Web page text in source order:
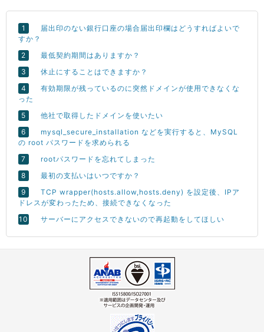
届出印のない銀行口座の場合届出印欄はどうすればよいで
すか？
最低契約期間はありますか？
休止にすることはできますか？
有効期限が残っているのに突然ドメインが使用できなくな
った
他社で取得したドメインを使いたい
mysql_secure_installation などを実行すると、MySQL
の root パスワードを求められる
rootパスワードを忘れてしまった
最初の支払いはいつですか？
TCP wrapper(hosts.allow,hosts.deny) を設定後、IPア
ドレスが変わったため、接続できなくなった
サーバーにアクセスできないので再起動をしてほしい